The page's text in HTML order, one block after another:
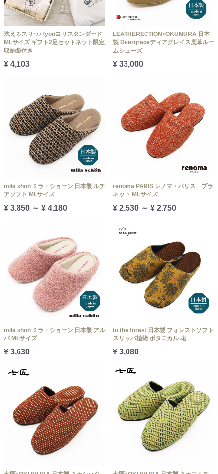
洗えるスリッパyoriヨリスタンダード
MLサイズ ギフト2足セットネット限定
収納袋付き
¥ 4,103
LEATHERECTION×OKUMURA 日本
製 Deergraceディアグレイス鹿革ルー
ムシューズ
¥ 33,000
mila shon ミラ・ショーン 日本製 ルチ
アソフト MLサイズ
¥ 3,850 ～ ¥ 4,180
renoma PARIS レノマ・パリス プラ
ネット MLサイズ
¥ 2,530 ～ ¥ 2,750
mila shon ミラ・ショーン 日本製 アル
バ MLサイズ
¥ 3,630
to the forest 日本製 フォレストソフト
スリッパ植物 ボタニカル 花
¥ 3,080